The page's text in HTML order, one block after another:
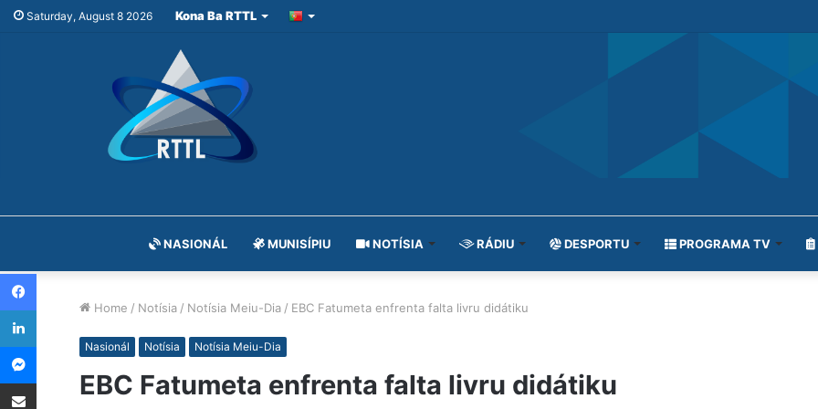
Saturday, August 8 2026 Kona Ba RTTL
NASIONÁL MUNISÍPIU NOTÍSIA RÁDIU DESPORTU PROGRAMA TV
Home / Notísia / Notísia Meiu-Dia / EBC Fatumeta enfrenta falta livru didátiku
Nasionál Notísia Notísia Meiu-Dia
EBC Fatumeta enfrenta falta livru didátiku
Facebook
LinkedIn
Messenger